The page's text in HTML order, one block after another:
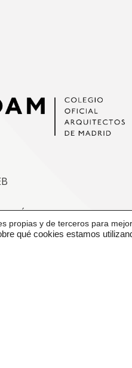
ÚNICA
propias y de terceros para
qué cookies estamos